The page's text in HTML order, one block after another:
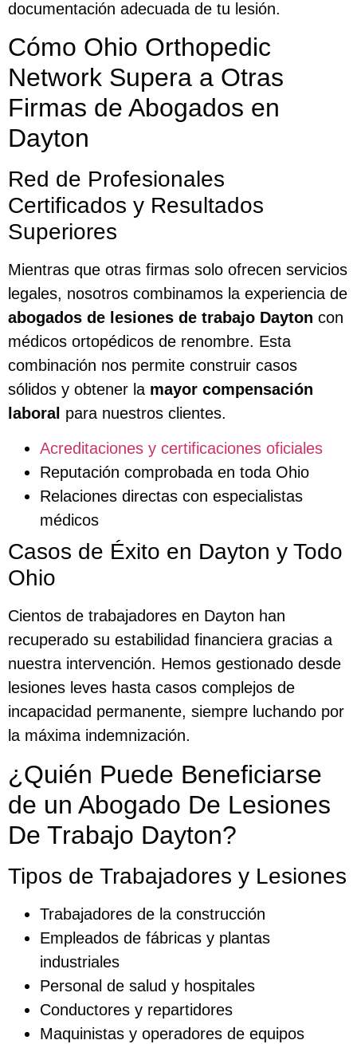
documentación adecuada de tu lesión.
Cómo Ohio Orthopedic
Network Supera a Otras
Firmas de Abogados en
Dayton
Red de Profesionales
Certificados y Resultados
Superiores
Mientras que otras firmas solo ofrecen servicios
legales, nosotros combinamos la experiencia de
abogados de lesiones de trabajo Dayton con
médicos ortopédicos de renombre. Esta
combinación nos permite construir casos
sólidos y obtener la mayor compensación
laboral para nuestros clientes.
Acreditaciones y certificaciones oficiales
Reputación comprobada en toda Ohio
Relaciones directas con especialistas
médicos
Casos de Éxito en Dayton y Todo
Ohio
Cientos de trabajadores en Dayton han
recuperado su estabilidad financiera gracias a
nuestra intervención. Hemos gestionado desde
lesiones leves hasta casos complejos de
incapacidad permanente, siempre luchando por
la máxima indemnización.
¿Quién Puede Beneficiarse
de un Abogado De Lesiones
De Trabajo Dayton?
Tipos de Trabajadores y Lesiones
Trabajadores de la construcción
Empleados de fábricas y plantas
industriales
Personal de salud y hospitales
Conductores y repartidores
Maquinistas y operadores de equipos